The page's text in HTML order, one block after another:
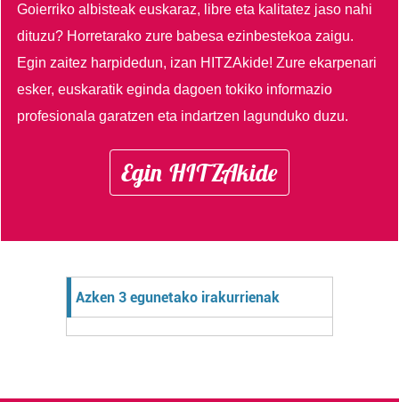
Goierriko albisteak euskaraz, libre eta kalitatez jaso nahi
dituzu? Horretarako zure babesa ezinbestekoa zaigu.
Egin zaitez harpidedun, izan HITZAkide!Zure ekarpenari
esker, euskaratik eginda dagoen tokiko informazio
profesionala garatzen eta indartzen lagunduko duzu.
Egin HITZAkide
Azken 3 egunetako irakurrienak